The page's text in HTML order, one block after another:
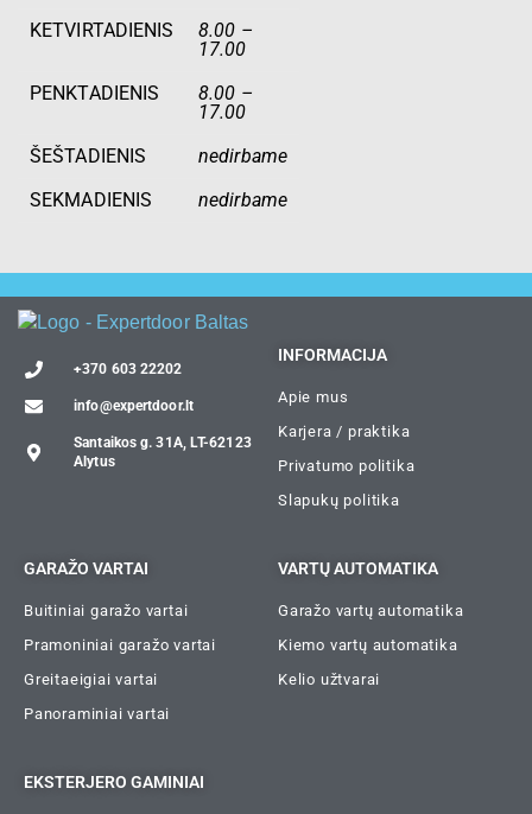
KETVIRTADIENIS
8.00 –
17.00
PENKTADIENIS
8.00 –
17.00
ŠEŠTADIENIS
nedirbame
SEKMADIENIS
nedirbame
+370 603 22202
info@expertdoor.lt
Santaikos g. 31A, LT-62123
Alytus
INFORMACIJA
Apie mus
Karjera / praktika
Privatumo politika
Slapukų politika
GARAŽO VARTAI
Buitiniai garažo vartai
Pramoniniai garažo vartai
Greitaeigiai vartai
Panoraminiai vartai
VARTŲ AUTOMATIKA
Garažo vartų automatika
Kiemo vartų automatika
Kelio užtvarai
EKSTERJERO GAMINIAI